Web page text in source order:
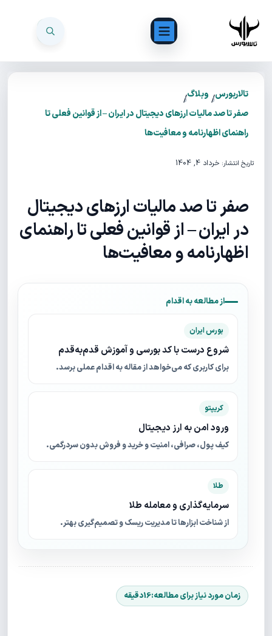
تالاربورس/ وبلاگ/
صفر تا صد مالیات ارزهای دیجیتال در ایران – از قوانین فعلی تا
راهنمای اظهارنامه و معافیت‌ها
تاریخ انتشار: خرداد 4, 1404
صفر تا صد مالیات ارزهای دیجیتال
در ایران – از قوانین فعلی تا راهنمای
اظهارنامه و معافیت‌ها
از مطالعه به اقدام
بورس ایران
شروع درست با کد بورسی و آموزش قدم‌به‌قدم
برای کاربری که می‌خواهد از مقاله به اقدام عملی برسد.
کریپتو
ورود امن به ارز دیجیتال
کیف پول، صرافی، امنیت و خرید و فروش بدون سردرگمی.
طلا
سرمایه‌گذاری و معامله طلا
از شناخت ابزارها تا مدیریت ریسک و تصمیم‌گیری بهتر.